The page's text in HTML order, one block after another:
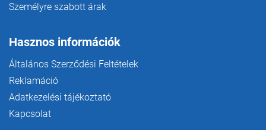
Személyre szabott árak
Hasznos információk
Általános Szerződési Feltételek
Reklamáció
Adatkezelési tájékoztató
Kapcsolat